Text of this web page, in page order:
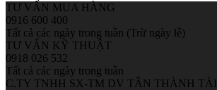
TƯ VẤN MUA HÀNG
0916 600 400
Tất cả các ngày trong tuần (Trừ ngày lễ)
TƯ VẤN KỸ THUẬT
0918 026 532
Tất cả các ngày trong tuần
C.TY TNHH SX-TM DV TÂN THÀNH TÀI